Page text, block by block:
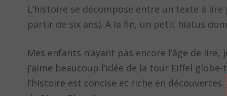
L’histoire se décompose entre un texte à
partir de six ans). A la fin, un petit hiatus
Mes enfants n’ayant pas encore l’âge de
j’aime beaucoup l’idée de la tour Eiffel
l’histoire est concise et riche en